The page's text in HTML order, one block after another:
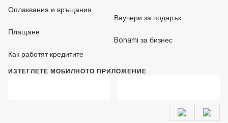
Оплаквания и връщания
Плащане
Как работят кредитите
Ваучери за подарък
Bonami за бизнес
ИЗТЕГЛЕТЕ МОБИЛНОТО ПРИЛОЖЕНИЕ